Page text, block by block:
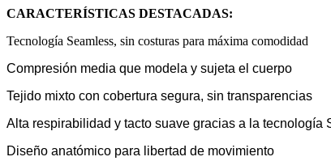
CARACTERÍSTICAS DESTACADAS:
Tecnología Seamless, sin costuras para máxima comodidad
Compresión media que modela y sujeta el cuerpo
Tejido mixto con cobertura segura, sin transparencias
Alta respirabilidad y tacto suave gracias a la tecnología
Diseño anatómico para libertad de movimiento